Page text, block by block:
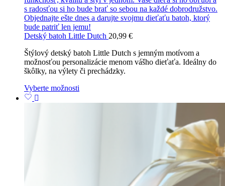
Detský batoh Little Dutch 20,99 €
Štýlový detský batoh Little Dutch s jemným motívom a
možnosťou personalizácie menom vášho dieťaťa. Ideálny do
škôlky, na výlety či prechádzky.
Vyberte možnosti